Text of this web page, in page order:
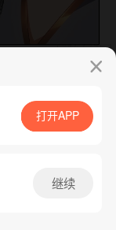
App免费看
费看
打开APP
继续